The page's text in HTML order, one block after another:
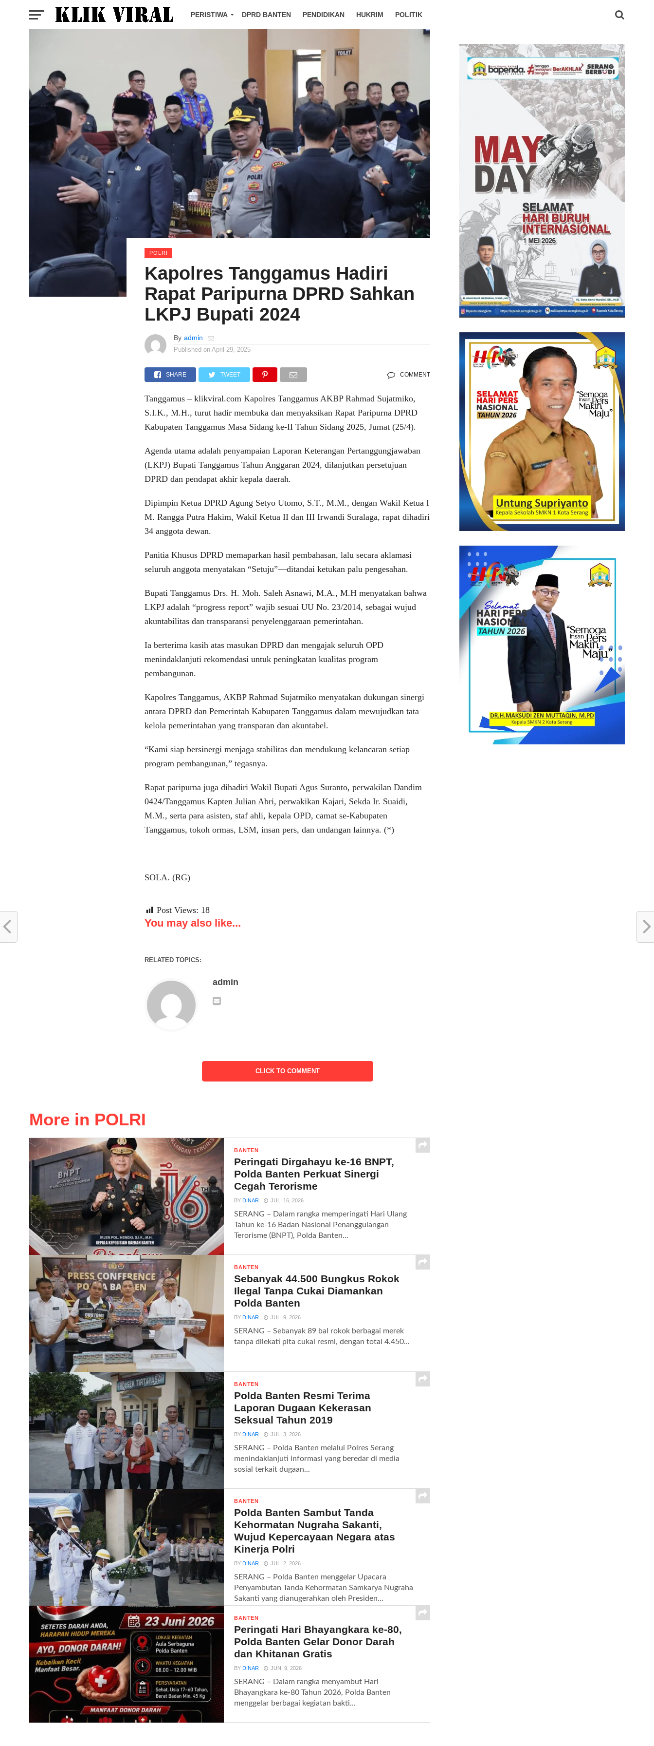
PERISTIWA DPRD BANTEN PENDIDIKAN HUKRIM POLITIK
POLRI
Kapolres Tanggamus Hadiri
Rapat Paripurna DPRD Sahkan
LKPJ Bupati 2024
By admin
Published on April 29, 2025
SHARE TWEET COMMENT
Tanggamus – klikviral.com Kapolres Tanggamus AKBP Rahmad Sujatmiko,
S.I.K., M.H., turut hadir membuka dan menyaksikan Rapat Paripurna DPRD
Kabupaten Tanggamus Masa Sidang ke-II Tahun Sidang 2025, Jumat (25/4).
Agenda utama adalah penyampaian Laporan Keterangan Pertanggungjawaban
(LKPJ) Bupati Tanggamus Tahun Anggaran 2024, dilanjutkan persetujuan
DPRD dan pendapat akhir kepala daerah.
Dipimpin Ketua DPRD Agung Setyo Utomo, S.T., M.M., dengan Wakil Ketua I
M. Rangga Putra Hakim, Wakil Ketua II dan III Irwandi Suralaga, rapat dihadiri
34 anggota dewan.
Panitia Khusus DPRD memaparkan hasil pembahasan, lalu secara aklamasi
seluruh anggota menyatakan “Setuju”—ditandai ketukan palu pengesahan.
Bupati Tanggamus Drs. H. Moh. Saleh Asnawi, M.A., M.H menyatakan bahwa
LKPJ adalah “progress report” wajib sesuai UU No. 23/2014, sebagai wujud
akuntabilitas dan transparansi penyelenggaraan pemerintahan.
Ia berterima kasih atas masukan DPRD dan mengajak seluruh OPD
menindaklanjuti rekomendasi untuk peningkatan kualitas program
pembangunan.
Kapolres Tanggamus, AKBP Rahmad Sujatmiko menyatakan dukungan sinergi
antara DPRD dan Pemerintah Kabupaten Tanggamus dalam mewujudkan tata
kelola pemerintahan yang transparan dan akuntabel.
“Kami siap bersinergi menjaga stabilitas dan mendukung kelancaran setiap
program pembangunan,” tegasnya.
Rapat paripurna juga dihadiri Wakil Bupati Agus Suranto, perwakilan Dandim
0424/Tanggamus Kapten Julian Abri, perwakikan Kajari, Sekda Ir. Suaidi,
M.M., serta para asisten, staf ahli, kepala OPD, camat se-Kabupaten
Tanggamus, tokoh ormas, LSM, insan pers, dan undangan lainnya. (*)
SOLA. (RG)
Post Views: 18
You may also like...
RELATED TOPICS:
admin
CLICK TO COMMENT
More in POLRI
BANTEN
Peringati Dirgahayu ke-16 BNPT,
Polda Banten Perkuat Sinergi
Cegah Terorisme
BYDINAR JULI 16, 2026
SERANG – Dalam rangka memperingati Hari Ulang
Tahun ke-16 Badan Nasional Penanggulangan
Terorisme (BNPT), Polda Banten...
BANTEN
Sebanyak 44.500 Bungkus Rokok
Ilegal Tanpa Cukai Diamankan
Polda Banten
BYDINAR JULI 9, 2026
SERANG – Sebanyak 89 bal rokok berbagai merek
tanpa dilekati pita cukai resmi, dengan total 4.450...
BANTEN
Polda Banten Resmi Terima
Laporan Dugaan Kekerasan
Seksual Tahun 2019
BYDINAR JULI 3, 2026
SERANG – Polda Banten melalui Polres Serang
menindaklanjuti informasi yang beredar di media
sosial terkait dugaan...
BANTEN
Polda Banten Sambut Tanda
Kehormatan Nugraha Sakanti,
Wujud Kepercayaan Negara atas
Kinerja Polri
BYDINAR JULI 2, 2026
SERANG – Polda Banten menggelar Upacara
Penyambutan Tanda Kehormatan Samkarya Nugraha
Sakanti yang dianugerahkan oleh Presiden...
BANTEN
Peringati Hari Bhayangkara ke-80,
Polda Banten Gelar Donor Darah
dan Khitanan Gratis
BYDINAR JUNI 9, 2026
SERANG – Dalam rangka menyambut Hari
Bhayangkara ke-80 Tahun 2026, Polda Banten
menggelar berbagai kegiatan bakti...